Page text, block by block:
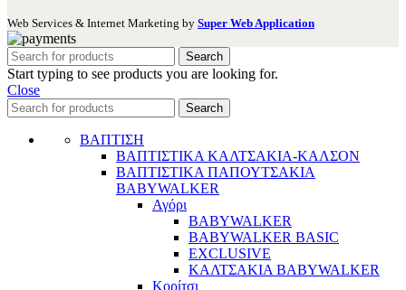
Web Services & Internet Marketing by Super Web Application
Search
Start typing to see products you are looking for.
Close
Search
ΒΑΠΤΙΣΗ
ΒΑΠΤΙΣΤΙΚΑ ΚΑΛΤΣΑΚΙΑ-ΚΑΛΣΟΝ
ΒΑΠΤΙΣΤΙΚΑ ΠΑΠΟΥΤΣΑΚΙΑ
BABYWALKER
Αγόρι
BABYWALKER
BABYWALKER BASIC
EXCLUSIVE
ΚΑΛΤΣΑΚΙΑ BABYWALKER
Κορίτσι